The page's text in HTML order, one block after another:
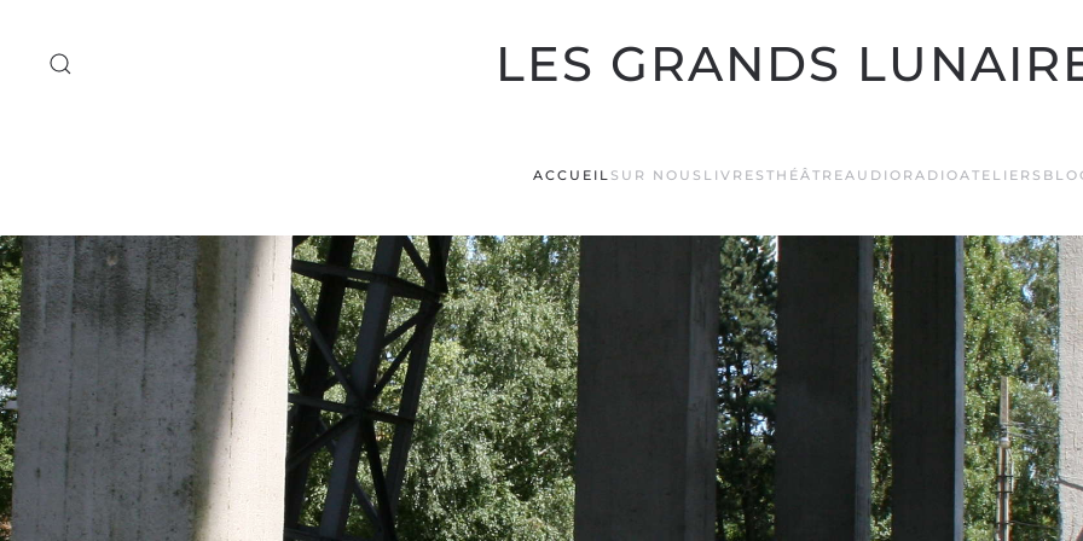
Accéder au contenu principal LES GRANDS
ACCUEIL SUR NOUS LIVRES THÉÂTREAUDIO RADIOATELIERS